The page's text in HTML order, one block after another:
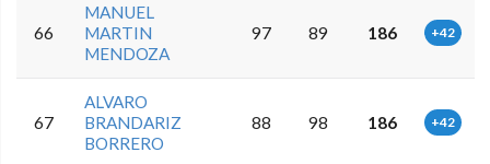
66
MANUEL
MARTIN
MENDOZA
97 89 186 +42
67
ALVARO
BRANDARIZ
BORRERO
88 98 186 +42